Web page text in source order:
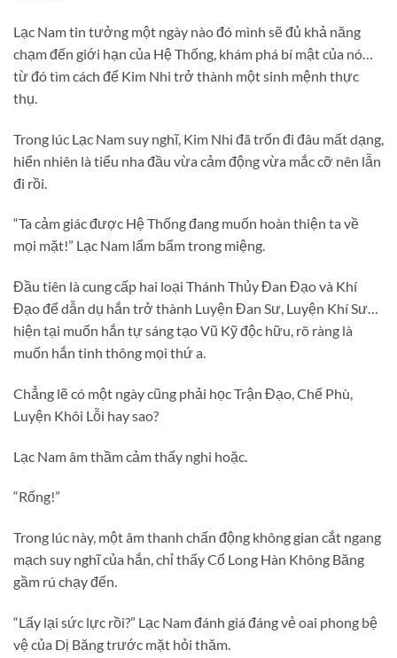
Lạc Nam tin tưởng một ngày nào đó mình sẽ đủ khả năng
chạm đến giới hạn của Hệ Thống, khám phá bí mật của nó…
từ đó tìm cách để Kim Nhi trở thành một sinh mệnh thực
thụ.
Trong lúc Lạc Nam suy nghĩ, Kim Nhi đã trốn đi đâu mất dạng,
hiển nhiên là tiểu nha đầu vừa cảm động vừa mắc cỡ nên lẫn
đi rồi.
“Ta cảm giác được Hệ Thống đang muốn hoàn thiện ta về
mọi mặt!” Lạc Nam lẩm bẩm trong miệng.
Đầu tiên là cung cấp hai loại Thánh Thủy Đan Đạo và Khí
Đạo để dẫn dụ hắn trở thành Luyện Đan Sư, Luyện Khí Sư…
hiện tại muốn hắn tự sáng tạo Vũ Kỹ độc hữu, rõ ràng là
muốn hắn tinh thông mọi thứ a.
Chẳng lẽ có một ngày cũng phải học Trận Đạo, Chế Phù,
Luyện Khôi Lỗi hay sao?
Lạc Nam âm thầm cảm thấy nghi hoặc.
“Rống!”
Trong lúc này, một âm thanh chấn động không gian cắt ngang
mạch suy nghĩ của hắn, chỉ thấy Cổ Long Hàn Không Băng
gầm rú chạy đến.
“Lấy lại sức lực rồi?” Lạc Nam đánh giá đáng vẻ oai phong bệ
vệ của Dị Băng trước mặt hỏi thăm.